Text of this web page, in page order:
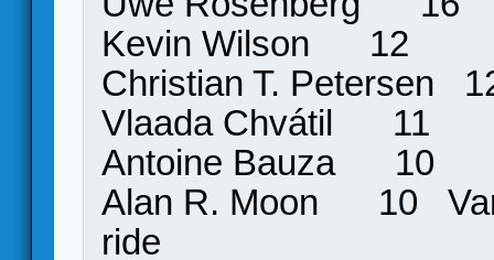
Kevin Wilson 12
Christian T. Petersen
Vlaada Chvátil 11
Antoine Bauza 10
Alan R. Moon 10
ride